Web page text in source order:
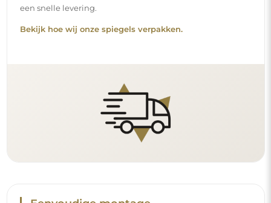
verantwoordelijkheid valt. Gezien de specifieke
montageaccessoires aan. Dit geeft u de vrijheid om de
Lees onze installatiegids stap voor stap.